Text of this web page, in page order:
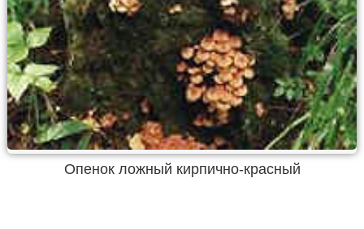
Опенок ложный кирпично-красный